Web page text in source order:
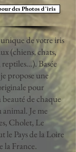
des Photos d'iris
de votre iris
(chiens, chats,
Basée
propose une
pour
de chaque
Je me
Cholet, Le
le Pays de la Loire
la France.